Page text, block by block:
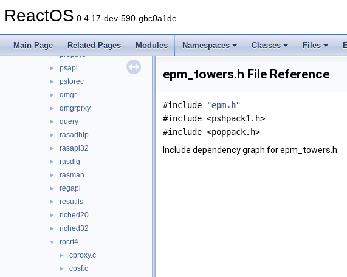
ReactOS 0.4.17-dev-590-gbc0a1de
Main Page Related Pages Modules Namespaces Classes Files
► pidgen
profmap
► propsys
► psapi
► pstorec
► qmgr
► qmgrprxy
► query
► rasadhlp
► rasapi32
► rasdlg
► rasman
► regapi
► resutils
► riched20
► riched32
▼ rpcrt4
► cproxy.c
► cpsf.c
epm_towers.h File Reference
#include "epm.h"
#include <pshpack1.h>
#include <poppack.h>
Include dependency graph for epm_towers.h: